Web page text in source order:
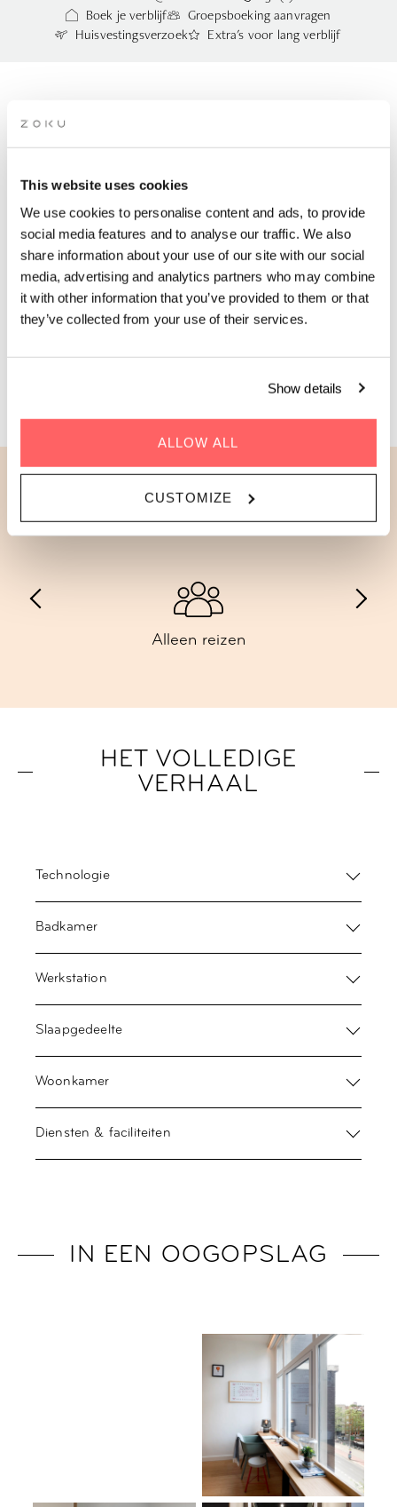
This website uses cookies
We use cookies to personalise content and ads, to provide
social media features and to analyse our traffic. We also
share information about your use of our site with our social
media, advertising and analytics partners who may combine
it with other information that you’ve provided to them or that
they’ve collected from your use of their services.
Show details
ALLOW ALL
CUSTOMIZE
Boek je verblijf
Groepsboeking aanvragen
Huisvestingsverzoek
Extra's voor lang verblijf
Amsterdam, met alles wat je nodig hebt: een comfortabel bed,
een fijne douche en slimme details. Als het kleine broertje van
de Zoku Loft heeft hij geen keuken, maar verandert hij
moeiteloos van knus naar zakelijk — of iets ertussenin.
Dit is de beste kamer voor...
Alleen reizen
HET VOLLEDIGE
VERHAAL
Technologie
Badkamer
Werkstation
Slaapgedeelte
Woonkamer
Diensten & faciliteiten
IN EEN OOGOPSLAG